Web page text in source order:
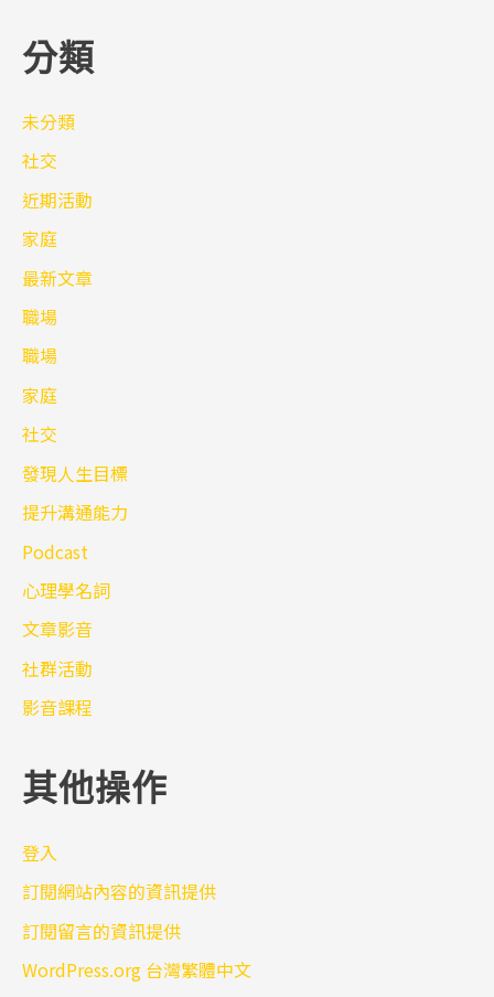
分類
未分類
社交
近期活動
家庭
最新文章
職場
職場
家庭
社交
發現人生目標
提升溝通能力
Podcast
心理學名詞
文章影音
社群活動
影音課程
其他操作
登入
訂閱網站內容的資訊提供
訂閱留言的資訊提供
WordPress.org 台灣繁體中文